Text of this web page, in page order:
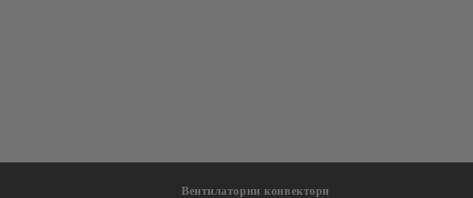
Вентилаторни конвектори